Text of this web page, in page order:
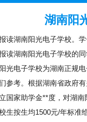
湖南阳
读湖南阳光电子学校。
读湖南阳光电子学校的
光电子学校为湖南正规
参考。根据湖南省政府
国家助学金**度，对湖
生按生均1500元/年标准